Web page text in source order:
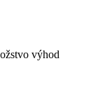
výhod